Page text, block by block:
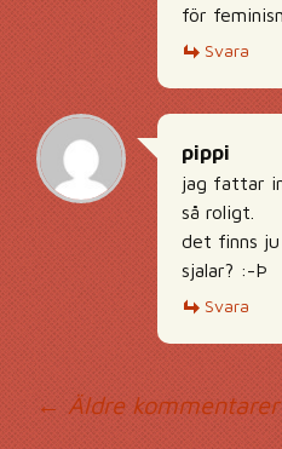
för
Svara
pippi
jag fattar
så roligt.
det finns
sjalar? :-Þ
Svara
← Äldre kommentarer